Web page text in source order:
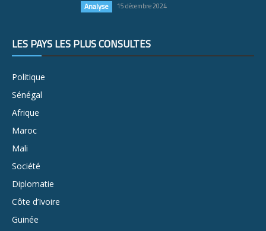
Analyse 15 décembre 2024
LES PAYS LES PLUS CONSULTÉS
Politique
Sénégal
Afrique
Maroc
Mali
Société
Diplomatie
Côte d’Ivoire
Guinée